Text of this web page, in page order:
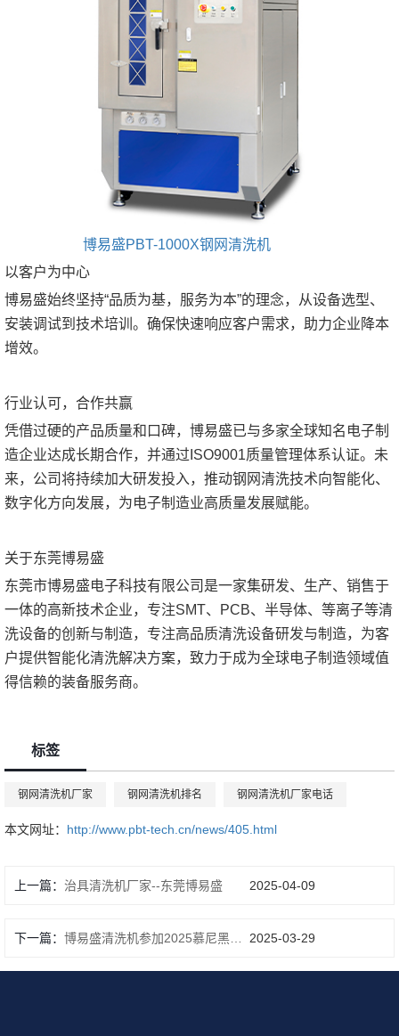
博易盛PBT-1000X钢网清洗机
以客户为中心
博易盛始终坚持“品质为基，服务为本”的理念，从设备选型、
安装调试到技术培训。确保快速响应客户需求，助力企业降本
增效。
行业认可，合作共赢
凭借过硬的产品质量和口碑，博易盛已与多家全球知名电子制
造企业达成长期合作，并通过ISO9001质量管理体系认证。未
来，公司将持续加大研发投入，推动钢网清洗技术向智能化、
数字化方向发展，为电子制造业高质量发展赋能。
关于东莞博易盛
东莞市博易盛电子科技有限公司是一家集研发、生产、销售于
一体的高新技术企业，专注SMT、PCB、半导体、等离子等清
洗设备的创新与制造，专注高品质清洗设备研发与制造，为客
户提供智能化清洗解决方案，致力于成为全球电子制造领域值
得信赖的装备服务商。
标签
钢网清洗机厂家 钢网清洗机排名 钢网清洗机厂家电话
本文网址： http://www.pbt-tech.cn/news/405.html
上一篇： 治具清洗机厂家--东莞博易盛 2025-04-09
下一篇： 博易盛清洗机参加2025慕尼黑上海电子生产设备展 2025-03-29